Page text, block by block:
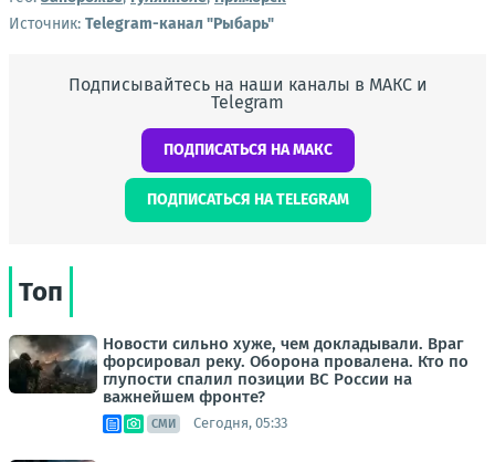
Источник: Telegram-канал "Рыбарь"
Подписывайтесь на наши каналы в МАКС и
Telegram
ПОДПИСАТЬСЯ НА МАКС
ПОДПИСАТЬСЯ НА TELEGRAM
Топ
Новости сильно хуже, чем докладывали. Враг
форсировал реку. Оборона провалена. Кто по
глупости спалил позиции ВС России на
важнейшем фронте?
СМИ Сегодня, 05:33